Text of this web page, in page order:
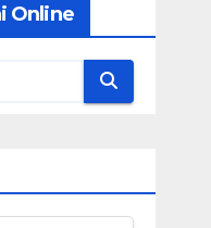
Online